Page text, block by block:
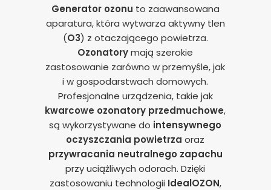
Generator ozonu to zaawansowana
aparatura, która wytwarza aktywny tlen
(O3) z otaczającego powietrza.
Ozonatorymają szerokie
zastosowanie zarówno w przemyśle, jak
i w gospodarstwach domowych.
Profesjonalne urządzenia, takie jak
kwarcowe ozonatory przedmuchowe,
są wykorzystywane do intensywnego
oczyszczania powietrza oraz
przywracania neutralnego zapachu
przy uciążliwych odorach. Dzięki
zastosowaniu technologii IdealOZON,